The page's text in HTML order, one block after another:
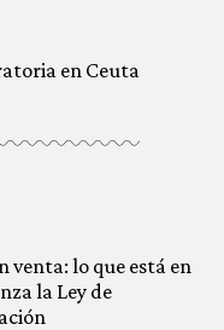
en Ceuta
venta: lo que está en
la Ley de